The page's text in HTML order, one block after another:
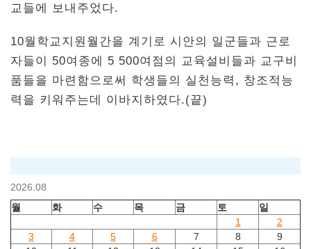
교들에 보내주었다.
10월학교지원월간을 계기로 시안의 일군들과 근로
자들이 50여종에 5 500여점의 교육설비들과 교구비
품들을 마련함으로써 학생들의 실천능력, 창조적능
력을 키워주는데 이바지하였다.(끝)
2026.08
월
화 수 목 금 토
일
1
2
3
4 5 6 7 8
9